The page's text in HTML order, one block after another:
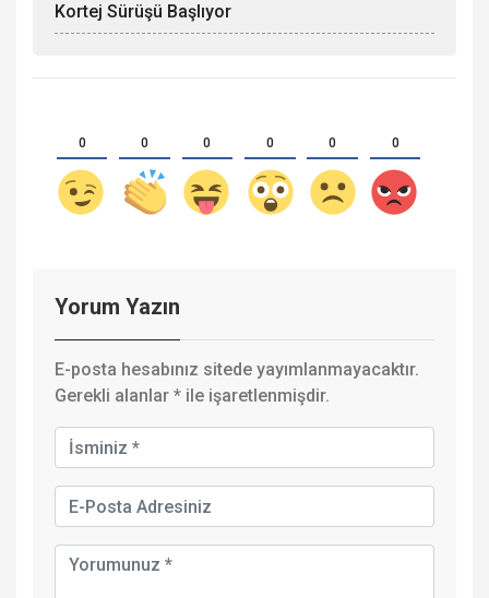
Kortej Sürüşü Başlıyor
0 0 0 0 0 0
Yorum Yazın
E-posta hesabınız sitede yayımlanmayacaktır.
Gerekli alanlar * ile işaretlenmişdir.